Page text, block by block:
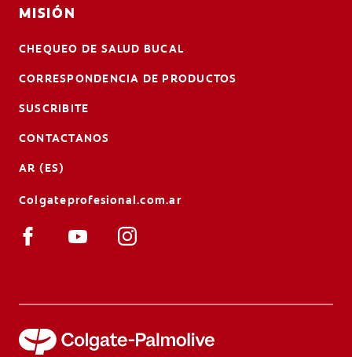
MISIÓN
CHEQUEO DE SALUD BUCAL
CORRESPONDENCIA DE PRODUCTOS
SUSCRIBITE
CONTACTANOS
AR (ES)
Colgateprofesional.com.ar